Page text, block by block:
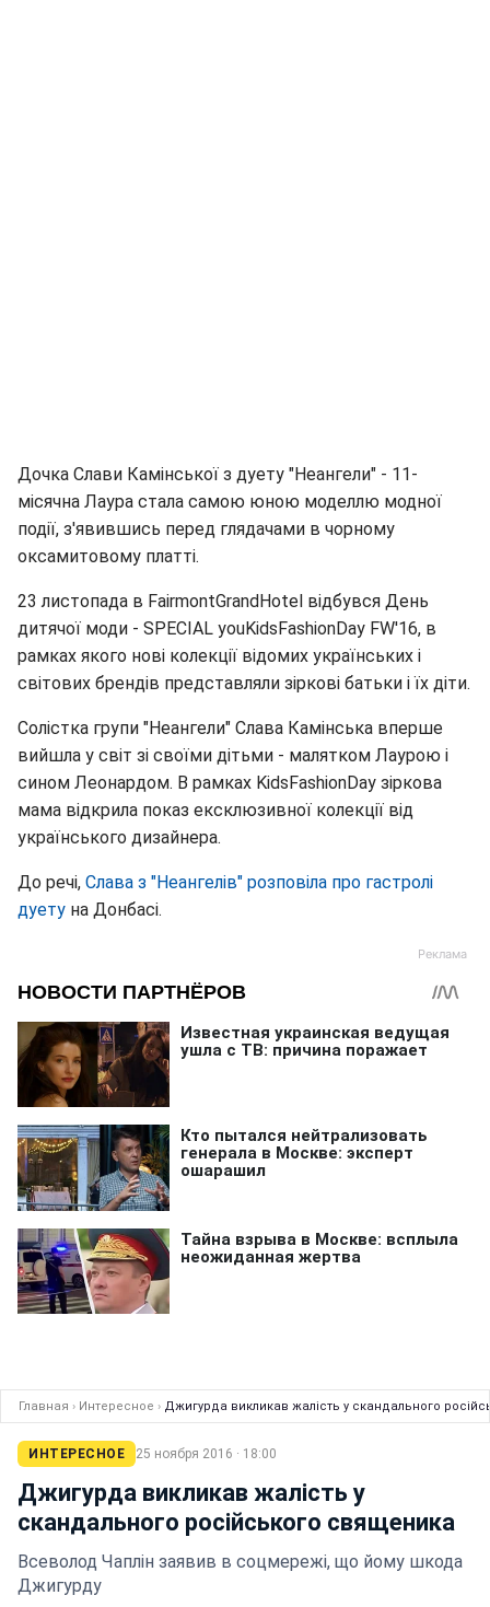
Дочка Слави Камінської з дуету "Неангели" - 11-
місячна Лаура стала самою юною моделлю модної
події, з'явившись перед глядачами в чорному
оксамитовому платті.
23 листопада в FairmontGrandHotel відбувся День
дитячої моди - SPECIAL youKidsFashionDay FW'16, в
рамках якого нові колекції відомих українських і
світових брендів представляли зіркові батьки і їх діти.
Солістка групи "Неангели" Слава Камінська вперше
вийшла у світ зі своїми дітьми - малятком Лаурою і
сином Леонардом. В рамках KidsFashionDay зіркова
мама відкрила показ ексклюзивної колекції від
українського дизайнера.
До речі, Слава з "Неангелів" розповіла про гастролі
дуету на Донбасі.
Главная › Интересное › Джигурда викликав жалість у скандального
ИНТЕРЕСНОЕ 25 ноября 2016 · 18:00
Джигурда викликав жалість у
скандального російського священика
Всеволод Чаплін заявив в соцмережі, що йому шкода
Джигурду